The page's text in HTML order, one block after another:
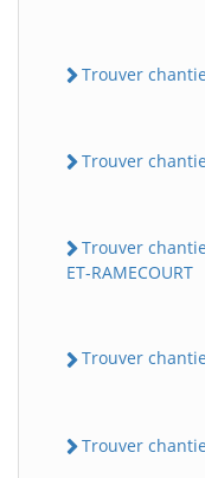
Trouver
Trouver
Trouver
ET-RAMECOURT
Trouver
Trouver